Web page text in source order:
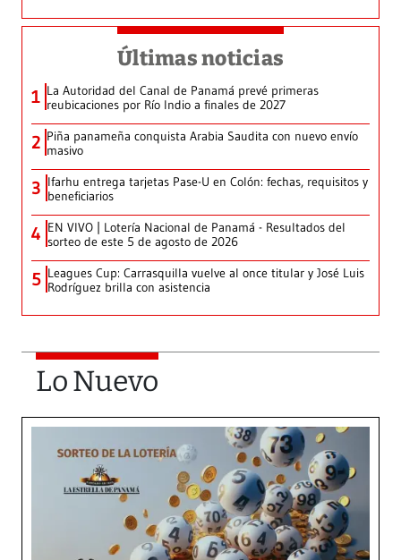
Últimas noticias
1 La Autoridad del Canal de Panamá prevé primeras
reubicaciones por Río Indio a finales de 2027
2 Piña panameña conquista Arabia Saudita con nuevo envío
masivo
3 Ifarhu entrega tarjetas Pase-U en Colón: fechas, requisitos y
beneficiarios
4 EN VIVO | Lotería Nacional de Panamá - Resultados del
sorteo de este 5 de agosto de 2026
5 Leagues Cup: Carrasquilla vuelve al once titular y José Luis
Rodríguez brilla con asistencia
Lo Nuevo